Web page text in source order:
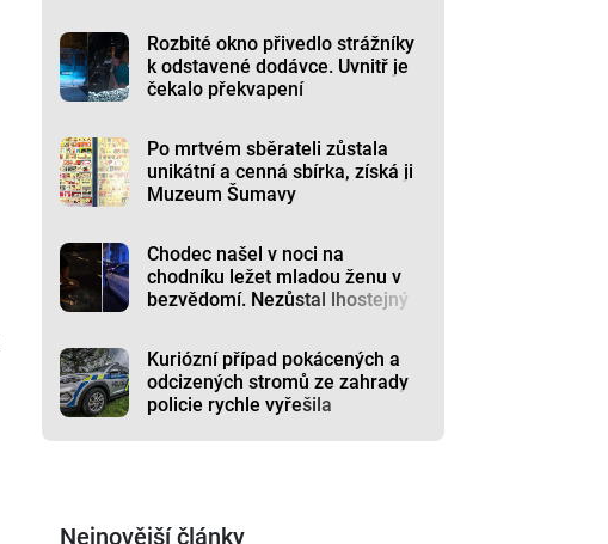
Rozbité okno přivedlo strážníky
k odstavené dodávce. Uvnitř je
čekalo překvapení
Po mrtvém sběrateli zůstala
unikátní a cenná sbírka, získá ji
Muzeum Šumavy
Chodec našel v noci na
chodníku ležet mladou ženu v
bezvědomí. Nezůstal lhostejný
Kuriózní případ pokácených a
odcizených stromů ze zahrady
policie rychle vyřešila
Nejnovější články